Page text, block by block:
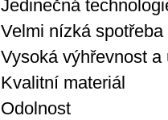
Jedinečná
Velmi nízká spotřeba
Vysoká výhřevnost a
Kvalitní materiál
Odolnost